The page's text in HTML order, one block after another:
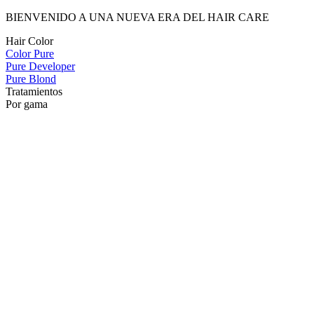
BIENVENIDO A UNA NUEVA ERA DEL HAIR CARE
Hair Color
Color Pure
Pure Developer
Pure Blond
Tratamientos
Por gama